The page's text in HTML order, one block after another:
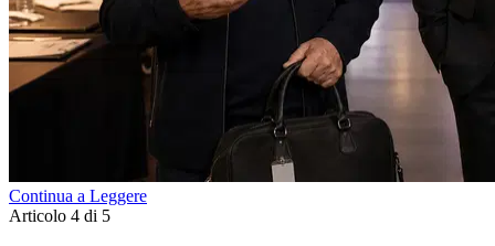
Continua a Leggere
Articolo 4 di 5